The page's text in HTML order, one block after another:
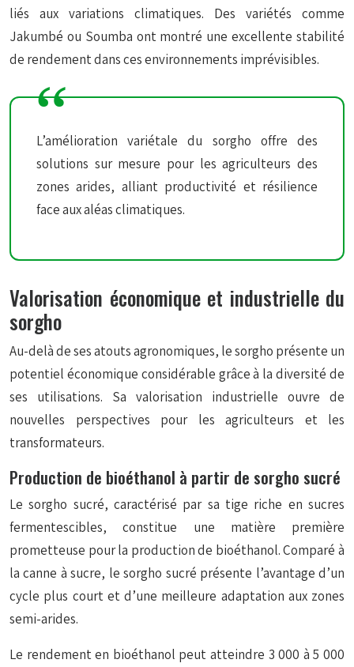
liés aux variations climatiques. Des variétés comme
Jakumbé ou Soumba ont montré une excellente stabilité
de rendement dans ces environnements imprévisibles.
L’amélioration variétale du sorgho offre des
solutions sur mesure pour les agriculteurs des
zones arides, alliant productivité et résilience
face aux aléas climatiques.
Valorisation économique et industrielle du
sorgho
Au-delà de ses atouts agronomiques, le sorgho présente un
potentiel économique considérable grâce à la diversité de
ses utilisations. Sa valorisation industrielle ouvre de
nouvelles perspectives pour les agriculteurs et les
transformateurs.
Production de bioéthanol à partir de sorgho sucré
Le sorgho sucré, caractérisé par sa tige riche en sucres
fermentescibles, constitue une matière première
prometteuse pour la production de bioéthanol. Comparé à
la canne à sucre, le sorgho sucré présente l’avantage d’un
cycle plus court et d’une meilleure adaptation aux zones
semi-arides.
Le rendement en bioéthanol peut atteindre 3 000 à 5 000